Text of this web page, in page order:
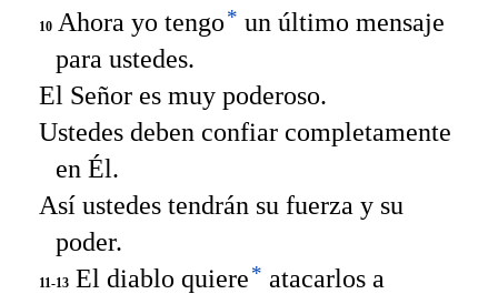
10 Ahora yo tengo* un último mensaje
para ustedes.
El Señor es muy poderoso.
Ustedes deben confiar completamente
en Él.
Así ustedes tendrán su fuerza y su
poder.
11-13 El diablo quiere* atacarlos a